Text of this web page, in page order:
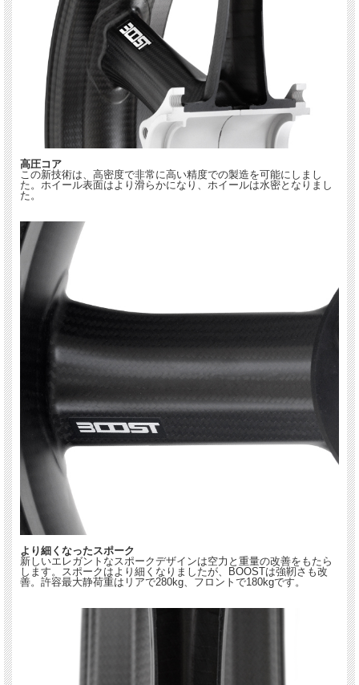
高圧コア
この新技術は、高密度で非常に高い精度での製造を可能にしまし
た。ホイール表面はより滑らかになり、ホイールは水密となりまし
た。
より細くなったスポーク
新しいエレガントなスポークデザインは空力と重量の改善をもたら
します。スポークはより細くなりましたが、BOOSTは強靭さも改
善。許容最大静荷重はリアで280kg、フロントで180kgです。